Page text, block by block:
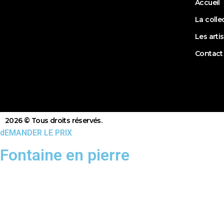
Accueil
La
Les
Contact
2026 © Tous droits réservés.
dEMANDER LE PRIX
Fontaine en pierre